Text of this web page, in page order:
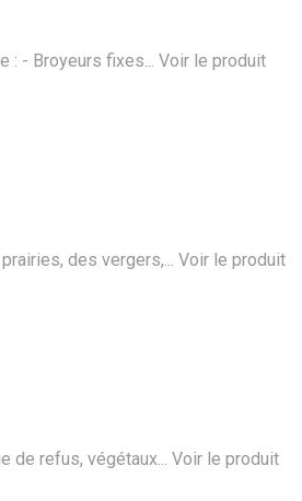
- Broyeurs fixes... Voir le produit
des vergers,... Voir le produit
refus, végétaux... Voir le produit